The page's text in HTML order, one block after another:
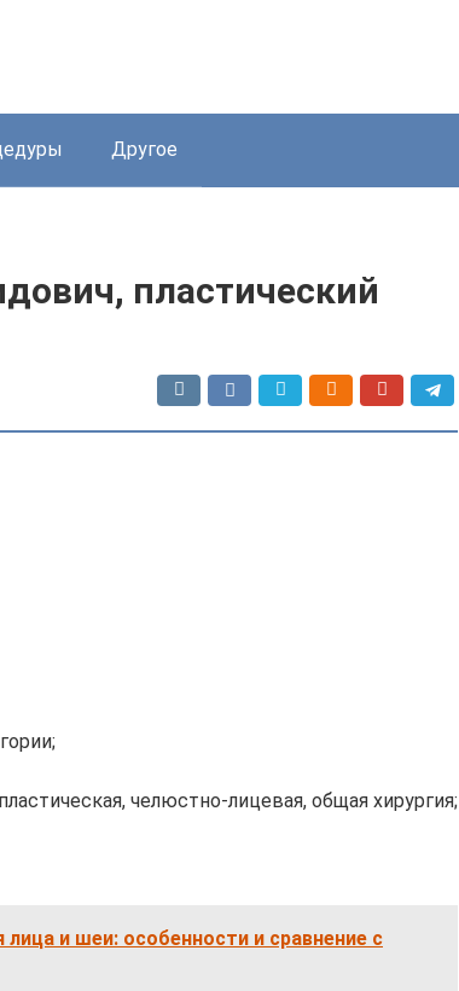
Другое
пластический
челюстно-лицевая, общая хирургия;
и шеи: особенности и сравнение с